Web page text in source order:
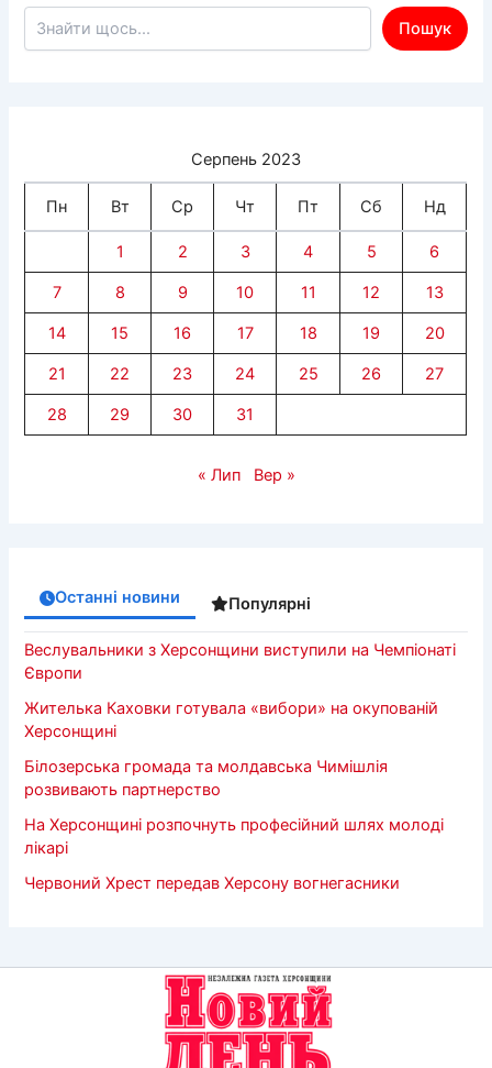
Євген
Мітін
Пошук по сайту
Пошук
Серпень 2023
Пн Вт Ср Чт Пт Сб Нд
1 2 3 4 5 6
7 8 9 10 11 12 13
14 15 16 17 18 19 20
21 22 23 24 25 26 27
28 29 30 31
« Лип Вер »
Останні новини Популярні
Веслувальники з Херсонщини виступили на Чемпіонаті
Європи
Жителька Каховки готувала «вибори» на окупованій
Херсонщині
Білозерська громада та молдавська Чимішлія
розвивають партнерство
На Херсонщині розпочнуть професійний шлях молоді
лікарі
Червоний Хрест передав Херсону вогнегасники